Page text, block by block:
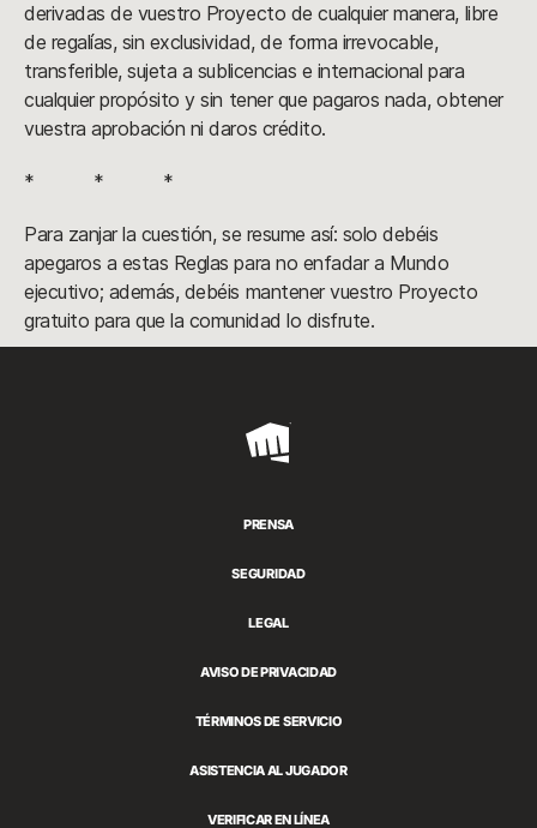
derivadas de vuestro Proyecto de cualquier manera, libre
de regalías, sin exclusividad, de forma irrevocable,
transferible, sujeta a sublicencias e internacional para
cualquier propósito y sin tener que pagaros nada, obtener
vuestra aprobación ni daros crédito.
* * *
Para zanjar la cuestión, se resume así: solo debéis
apegaros a estas Reglas para no enfadar a Mundo
ejecutivo; además, debéis mantener vuestro Proyecto
gratuito para que la comunidad lo disfrute.
Riot
PRENSA
SEGURIDAD
LEGAL
AVISO DE PRIVACIDAD
TÉRMINOS DE SERVICIO
ASISTENCIA AL JUGADOR
VERIFICAR EN LÍNEA